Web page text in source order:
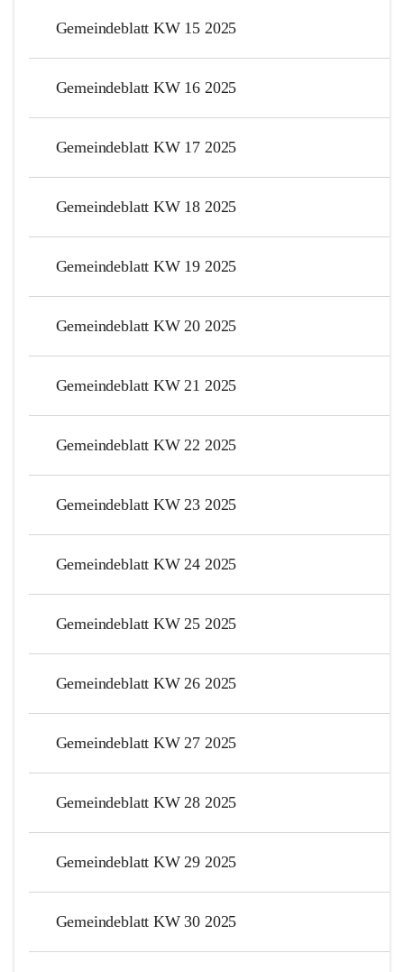
Gemeindeblatt KW 15 2025
Gemeindeblatt KW 16 2025
Gemeindeblatt KW 17 2025
Gemeindeblatt KW 18 2025
Gemeindeblatt KW 19 2025
Gemeindeblatt KW 20 2025
Gemeindeblatt KW 21 2025
Gemeindeblatt KW 22 2025
Gemeindeblatt KW 23 2025
Gemeindeblatt KW 24 2025
Gemeindeblatt KW 25 2025
Gemeindeblatt KW 26 2025
Gemeindeblatt KW 27 2025
Gemeindeblatt KW 28 2025
Gemeindeblatt KW 29 2025
Gemeindeblatt KW 30 2025